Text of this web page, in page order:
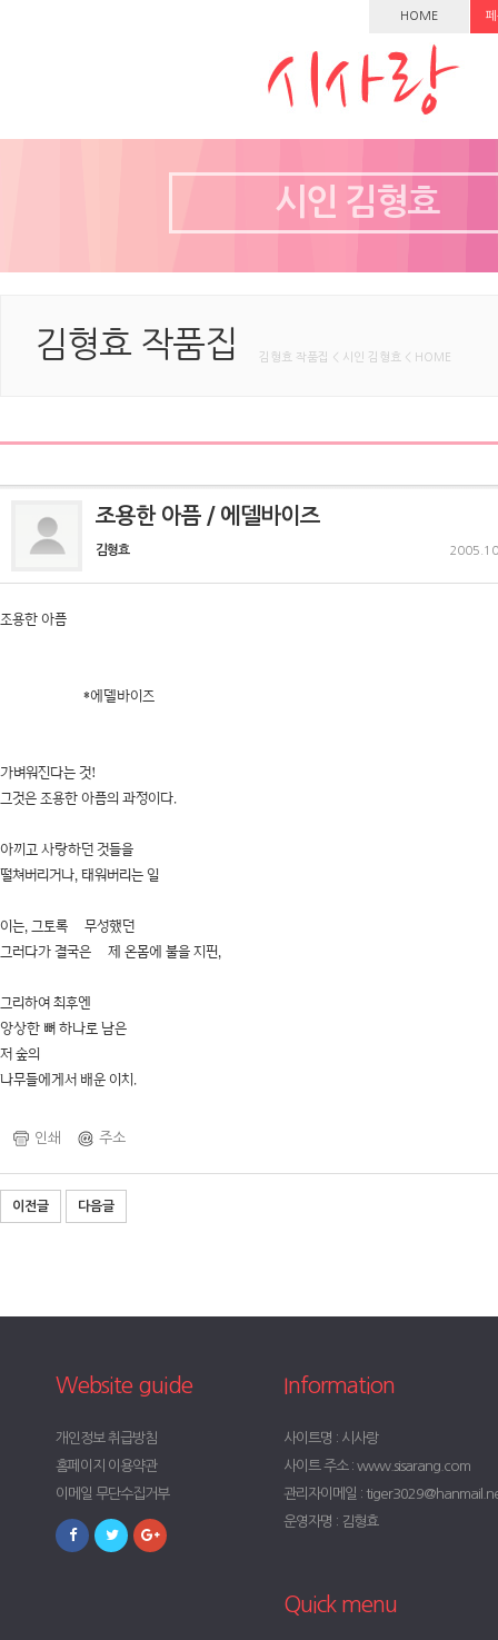
HOME
시인 김형효
김형효 작품집 김형효 작품집 < 시인 김형효 < HOME
조용한 아픔 / 에델바이즈
김형효
조용한 아픔
*에델바이즈
가벼워진다는 것!
그것은 조용한 아픔의 과정이다.
아끼고 사랑하던 것들을
떨쳐버리거나, 태워버리는 일
이는, 그토록 무성했던
그러다가 결국은 제 온몸에 불을 지핀,
그리하여 최후엔
앙상한 뼈 하나로 남은
저 숲의
나무들에게서 배운 이치.
인쇄 주소
이전글 다음글
Website guide
개인정보 취급방침
홈페이지 이용약관
이메일 무단수집거부
Information
사이트명 : 시사랑
사이트 주소 : www.sisarang.com
관리자이메일 :
운영자명 : 김형효
Quick menu